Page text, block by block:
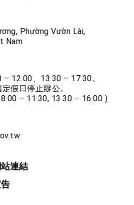
Phường Vườn Lài,
Nam
12:00、13:30 – 17:30。
假日停止辦公。
– 11:30, 13:30 – 16:00 )
連結